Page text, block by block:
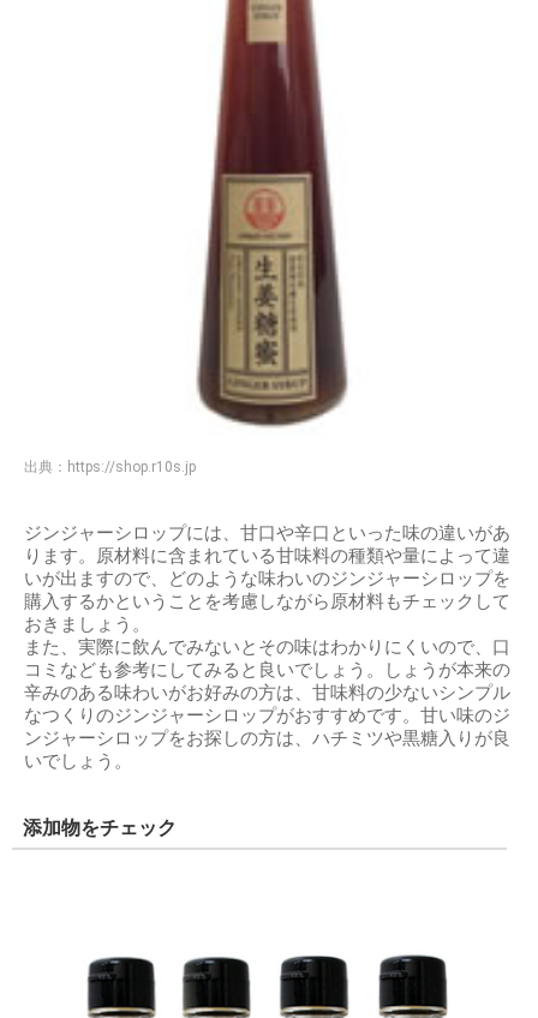
出典： https://shop.r10s.jp
ジンジャーシロップには、甘口や辛口といった味の違いがあ
ります。原材料に含まれている甘味料の種類や量によって違
いが出ますので、どのような味わいのジンジャーシロップを
購入するかということを考慮しながら原材料もチェックして
おきましょう。
また、実際に飲んでみないとその味はわかりにくいので、口
コミなども参考にしてみると良いでしょう。しょうが本来の
辛みのある味わいがお好みの方は、甘味料の少ないシンプル
なつくりのジンジャーシロップがおすすめです。甘い味のジ
ンジャーシロップをお探しの方は、ハチミツや黒糖入りが良
いでしょう。
添加物をチェック